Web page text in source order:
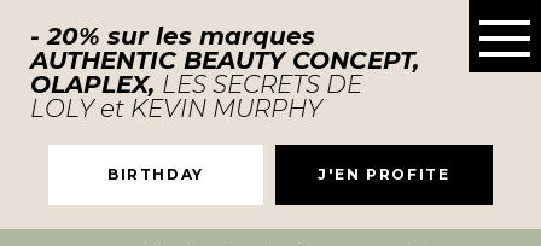
- 20% sur les marques
AUTHENTIC BEAUTY CONCEPT,
OLAPLEX, LES SECRETS DE
LOLY et KEVIN MURPHY
BIRTHDAY J'EN PROFITE